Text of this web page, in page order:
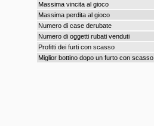
Massima vincita al gioco
Massima perdita al gioco
Numero di case derubate
Numero di oggetti rubati venduti
Profitti dei furti con scasso
Miglior bottino dopo un furto con scasso